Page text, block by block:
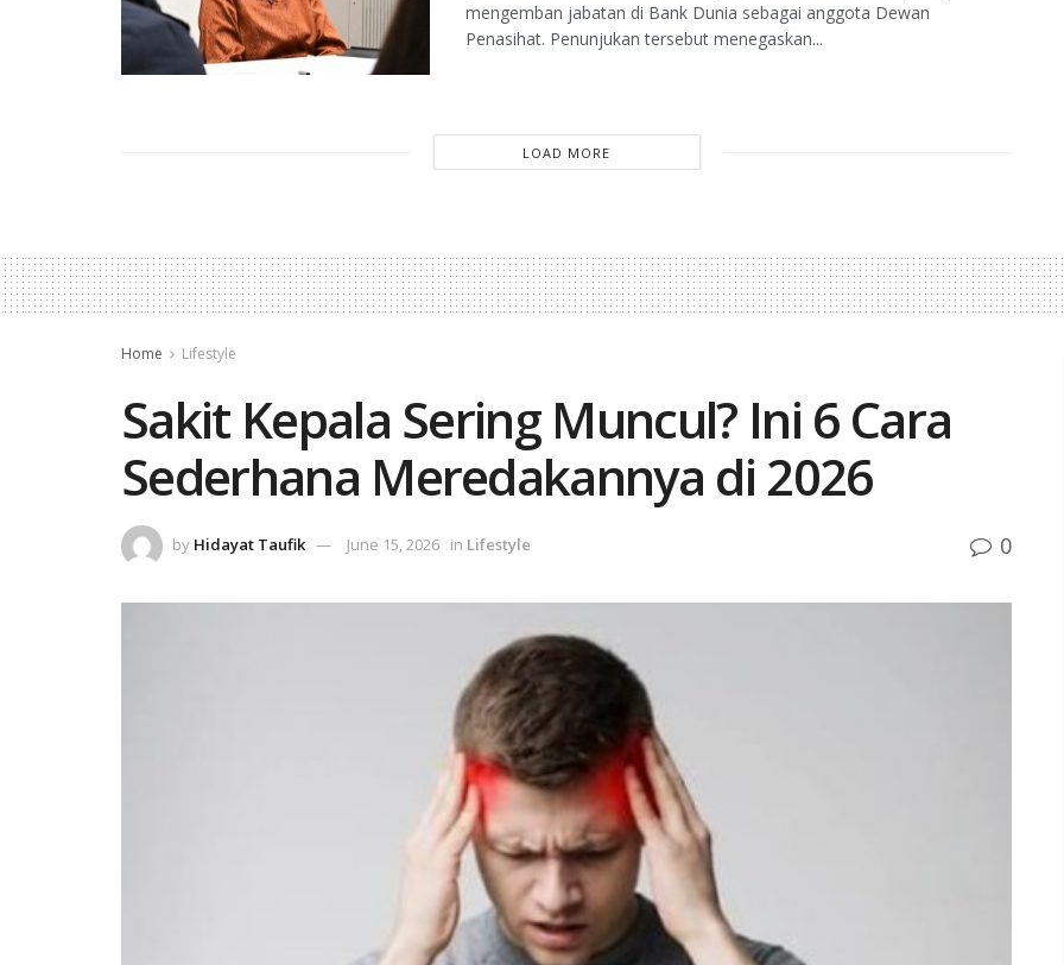
mengemban jabatan di Bank Dunia sebagai anggota Dewan
Penasihat. Penunjukan tersebut menegaskan...
LOAD MORE
Home Lifestyle
Sakit Kepala Sering Muncul? Ini 6 Cara
Sederhana Meredakannya di 2026
by Hidayat Taufik June 15, 2026 in Lifestyle 0